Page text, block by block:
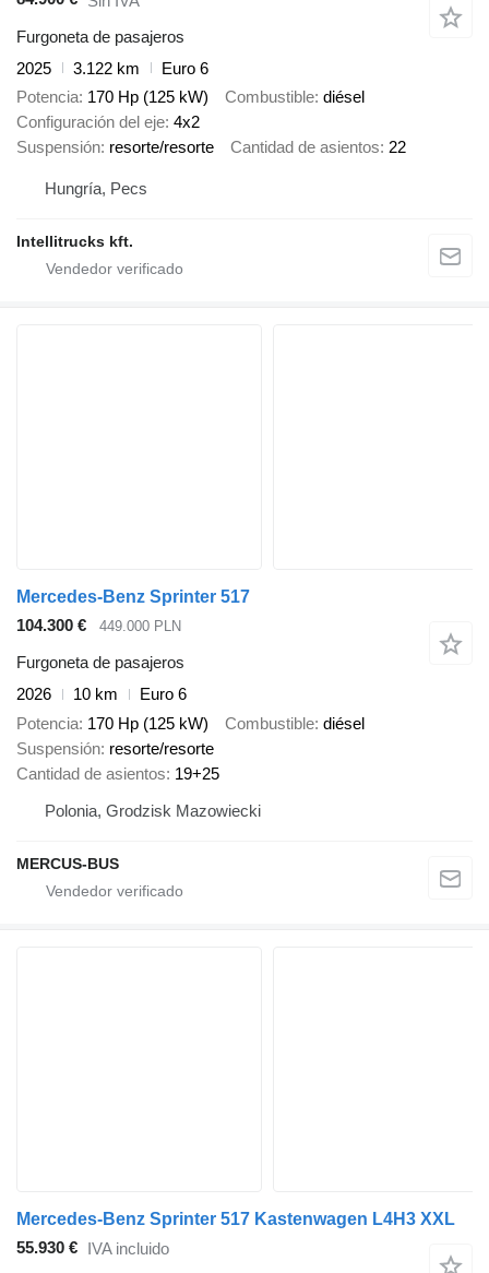
Furgoneta de pasajeros
2025
3.122 km
Euro 6
Potencia 170 Hp (125 kW) Combustible diésel
Configuración del eje 4x2
Suspensión resorte/resorte Cantidad de asientos 22
Hungría, Pecs
Intellitrucks kft.
Mercedes-Benz Sprinter 517
104.300 €
449.000 PLN
Furgoneta de pasajeros
2026
10 km
Euro 6
Potencia 170 Hp (125 kW) Combustible diésel
Suspensión resorte/resorte
Cantidad de asientos 19+25
Polonia, Grodzisk Mazowiecki
MERCUS-BUS
Mercedes-Benz Sprinter 517 Kastenwagen L4H3 XXL
55.930 € IVA incluido